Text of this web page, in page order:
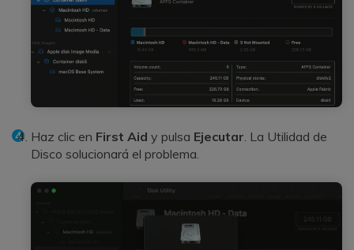
Haz clic en First Aid y pulsa Ejecutar . La Utilidad de
Disco solucionará el problema.